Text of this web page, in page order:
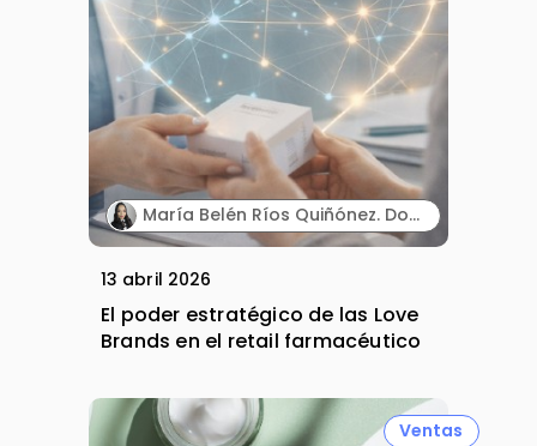
María Belén Ríos Quiñónez. Docente investigadora. Instituto Superior Tecnológico Cordillera (Ecuador).
13 abril 2026
El poder estratégico de las Love
Brands en el retail farmacéutico
Ventas